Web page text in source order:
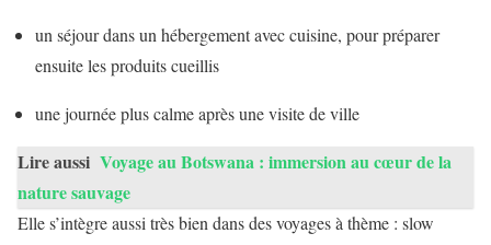
un séjour dans un hébergement avec cuisine, pour préparer
ensuite les produits cueillis
une journée plus calme après une visite de ville
Lire aussi Voyage au Botswana : immersion au cœur de la
nature sauvage
Elle s’intègre aussi très bien dans des voyages à thème : slow